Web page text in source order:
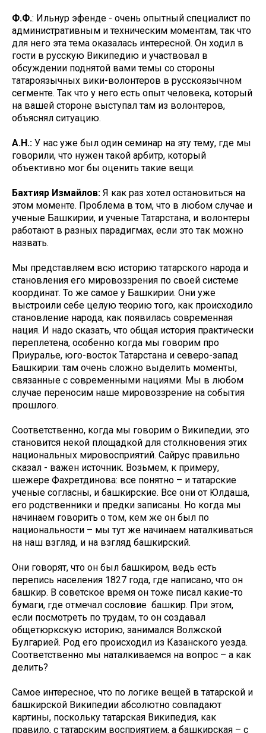
Ф.Ф.: Ильнур эфенде - очень опытный специалист по
административным и техническим моментам, так что
для него эта тема оказалась интересной. Он ходил в
гости в русскую Википедию и участвовал в
обсуждении поднятой вами темы со стороны
татароязычных вики-волонтеров в русскоязычном
сегменте. Так что у него есть опыт человека, который
на вашей стороне выступал там из волонтеров,
объяснял ситуацию.
А.Н.: У нас уже был один семинар на эту тему, где мы
говорили, что нужен такой арбитр, который
объективно мог бы оценить такие вещи.
Бахтияр Измайлов: Я как раз хотел остановиться на
этом моменте. Проблема в том, что в любом случае и
ученые Башкирии, и ученые Татарстана, и волонтеры
работают в разных парадигмах, если это так можно
назвать.
Мы представляем всю историю татарского народа и
становления его мировоззрения по своей системе
координат. То же самое у Башкирии. Они уже
выстроили себе целую теорию того, как происходило
становление народа, как появилась современная
нация. И надо сказать, что общая история практически
переплетена, особенно когда мы говорим про
Приуралье, юго-восток Татарстана и северо-запад
Башкирии: там очень сложно выделить моменты,
связанные с современными нациями. Мы в любом
случае переносим наше мировоззрение на события
прошлого.
Соответственно, когда мы говорим о Википедии, это
становится некой площадкой для столкновения этих
национальных мировосприятий. Сайрус правильно
сказал - важен источник. Возьмем, к примеру,
шежере Фахретдинова: все понятно – и татарские
ученые согласны, и башкирские. Все они от Юлдаша,
его родственники и предки записаны. Но когда мы
начинаем говорить о том, кем же он был по
национальности – мы тут же начинаем наталкиваться
на наш взгляд, и на взгляд башкирский.
Они говорят, что он был башкиром, ведь есть
перепись населения 1827 года, где написано, что он
башкир. В советское время он тоже писал какие-то
бумаги, где отмечал сословие башкир. При этом,
если посмотреть по трудам, то он создавал
общетюркскую историю, занимался Волжской
Булгарией. Род его происходил из Казанского уезда.
Соответственно мы наталкиваемся на вопрос – а как
делить?
Самое интересное, что по логике вещей в татарской и
башкирской Википедии абсолютно совпадают
картины, поскольку татарская Википедия, как
правило, с татарским восприятием, а башкирская – с